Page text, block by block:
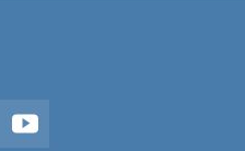
YouTube